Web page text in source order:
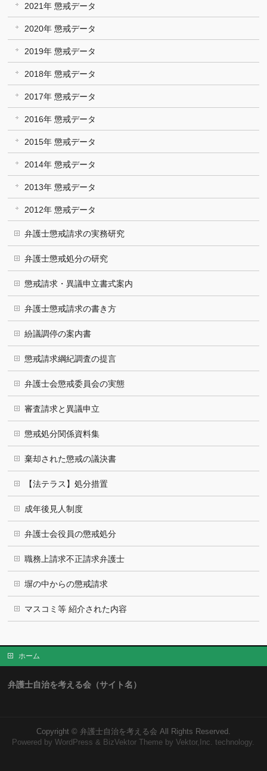
2021年 懲戒データ
2020年 懲戒データ
2019年 懲戒データ
2018年 懲戒データ
2017年 懲戒データ
2016年 懲戒データ
2015年 懲戒データ
2014年 懲戒データ
2013年 懲戒データ
2012年 懲戒データ
弁護士懲戒請求の実務研究
弁護士懲戒処分の研究
懲戒請求・異議申立書式案内
弁護士懲戒請求の書き方
紛議調停の案内書
懲戒請求綱紀調査の提言
弁護士会懲戒委員会の実態
審査請求と異議申立
懲戒処分関係資料集
棄却された懲戒の議決書
【法テラス】処分措置
成年後見人制度
弁護士会役員の懲戒処分
職務上請求不正請求弁護士
塀の中からの懲戒請求
マスコミ等 紹介された内容
ホーム
弁護士自治を考える会（サイト名）
Copyright © 弁護士自治を考える会 All Rights Reserved.
Powered byWordPress & BizVektor Theme by Vektor,Inc. technology.